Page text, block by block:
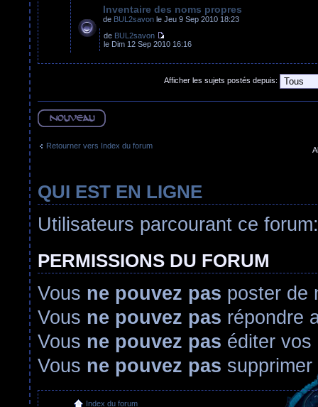
Inventaire des noms propres
de BUL2savonle Jeu 9 Sep 2010 18:23
de BUL2savon
le Dim 12 Sep 2010 16:16
Afficher les sujets postés depuis:
Retourner vers Index du forum
QUI EST EN LIGNE
Utilisateurs parcourant ce
PERMISSIONS DU FORUM
Vous ne pouvez pas poster de
Vous ne pouvez pas répondre
Vous ne pouvez pas éditer vos
Vous ne pouvez pas
Index du forum